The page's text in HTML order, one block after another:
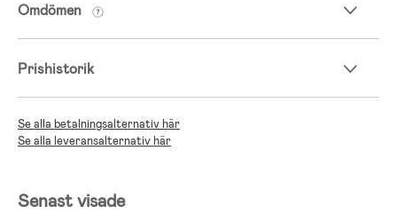
Omdömen
Prishistorik
Se alla betalningsalternativ här
Se alla leveransalternativ här
Senast visade